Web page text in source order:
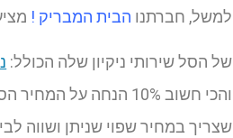
למשל, חברתנו הבית המבריק !
של הסל שירותי ניקיון שלה הכולל:
והכי חשוב 10%
שצריך במחיר שפוי שניתן ושווה